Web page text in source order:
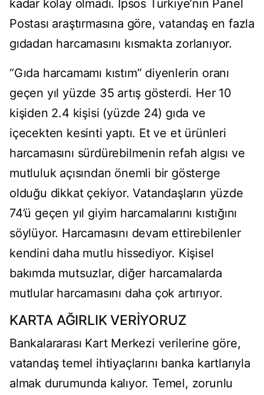
kadar kolay olmadı. Ipsos Türkiye’nin Panel
Postası araştırmasına göre, vatandaş en fazla
gıdadan harcamasını kısmakta zorlanıyor.
“Gıda harcamamı kıstım” diyenlerin oranı
geçen yıl yüzde 35 artış gösterdi. Her 10
kişiden 2.4 kişisi (yüzde 24) gıda ve
içecekten kesinti yaptı. Et ve et ürünleri
harcamasını sürdürebilmenin refah algısı ve
mutluluk açısından önemli bir gösterge
olduğu dikkat çekiyor. Vatandaşların yüzde
74’ü geçen yıl giyim harcamalarını kıstığını
söylüyor. Harcamasını devam ettirebilenler
kendini daha mutlu hissediyor. Kişisel
bakımda mutsuzlar, diğer harcamalarda
mutlular harcamasını daha çok artırıyor.
KARTA AĞIRLIK VERİYORUZ
Bankalararası Kart Merkezi verilerine göre,
vatandaş temel ihtiyaçlarını banka kartlarıyla
almak durumunda kalıyor. Temel, zorunlu